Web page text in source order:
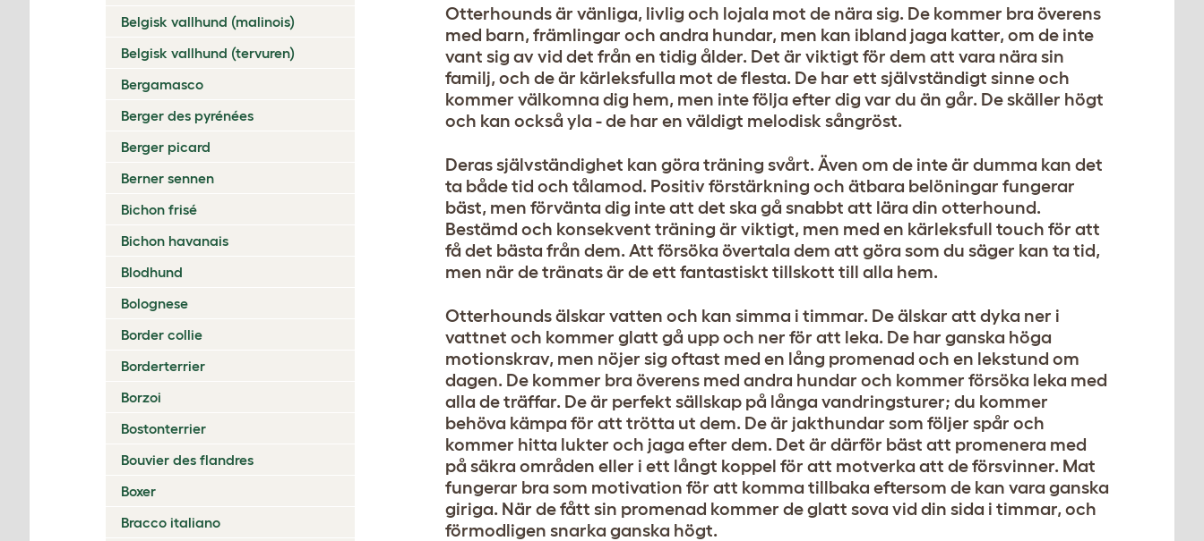
Belgisk vallhund (malinois)
Belgisk vallhund (tervuren)
Bergamasco
Berger des pyrénées
Berger picard
Berner sennen
Bichon frisé
Bichon havanais
Blodhund
Bolognese
Border collie
Borderterrier
Borzoi
Bostonterrier
Bouvier des flandres
Boxer
Bracco italiano
Otterhounds är vänliga, livlig och lojala mot de nära sig. De kommer bra överens
med barn, främlingar och andra hundar, men kan ibland jaga katter, om de inte
vant sig av vid det från en tidig ålder. Det är viktigt för dem att vara nära sin
familj, och de är kärleksfulla mot de flesta. De har ett självständigt sinne och
kommer välkomna dig hem, men inte följa efter dig var du än går. De skäller högt
och kan också yla - de har en väldigt melodisk sångröst.
Deras självständighet kan göra träning svårt. Även om de inte är dumma kan det
ta både tid och tålamod. Positiv förstärkning och ätbara belöningar fungerar
bäst, men förvänta dig inte att det ska gå snabbt att lära din otterhound.
Bestämd och konsekvent träning är viktigt, men med en kärleksfull touch för att
få det bästa från dem. Att försöka övertala dem att göra som du säger kan ta tid,
men när de tränats är de ett fantastiskt tillskott till alla hem.
Otterhounds älskar vatten och kan simma i timmar. De älskar att dyka ner i
vattnet och kommer glatt gå upp och ner för att leka. De har ganska höga
motionskrav, men nöjer sig oftast med en lång promenad och en lekstund om
dagen. De kommer bra överens med andra hundar och kommer försöka leka med
alla de träffar. De är perfekt sällskap på långa vandringsturer; du kommer
behöva kämpa för att trötta ut dem. De är jakthundar som följer spår och
kommer hitta lukter och jaga efter dem. Det är därför bäst att promenera med
på säkra områden eller i ett långt koppel för att motverka att de försvinner. Mat
fungerar bra som motivation för att komma tillbaka eftersom de kan vara ganska
giriga. När de fått sin promenad kommer de glatt sova vid din sida i timmar, och
förmodligen snarka ganska högt.